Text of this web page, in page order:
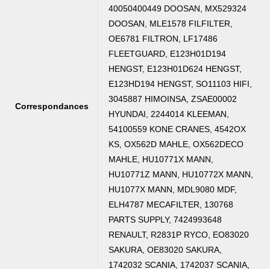
Correspondances
40050400449 DOOSAN, MX529324
DOOSAN, MLE1578 FILFILTER,
OE6781 FILTRON, LF17486
FLEETGUARD, E123H01D194
HENGST, E123H01D624 HENGST,
E123HD194 HENGST, SO11103 HIFI,
3045887 HIMOINSA, ZSAE00002
HYUNDAI, 2244014 KLEEMAN,
54100559 KONE CRANES, 4542OX
KS, OX562D MAHLE, OX562DECO
MAHLE, HU10771X MANN,
HU10771Z MANN, HU10772X MANN,
HU1077X MANN, MDL9080 MDF,
ELH4787 MECAFILTER, 130768
PARTS SUPPLY, 7424993648
RENAULT, R2831P RYCO, EO83020
SAKURA, OE83020 SAKURA,
1742032 SCANIA, 1742037 SCANIA,